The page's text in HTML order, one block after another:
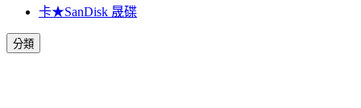
卡★SanDisk 晟碟
分類